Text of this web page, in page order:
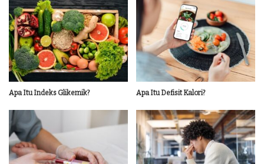
Apa Itu Indeks Glikemik? Apa Itu Defisit Kalori?